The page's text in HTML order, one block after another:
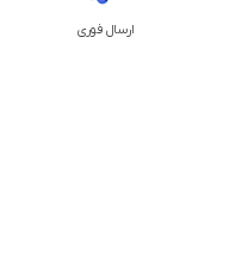
ارسال فوری